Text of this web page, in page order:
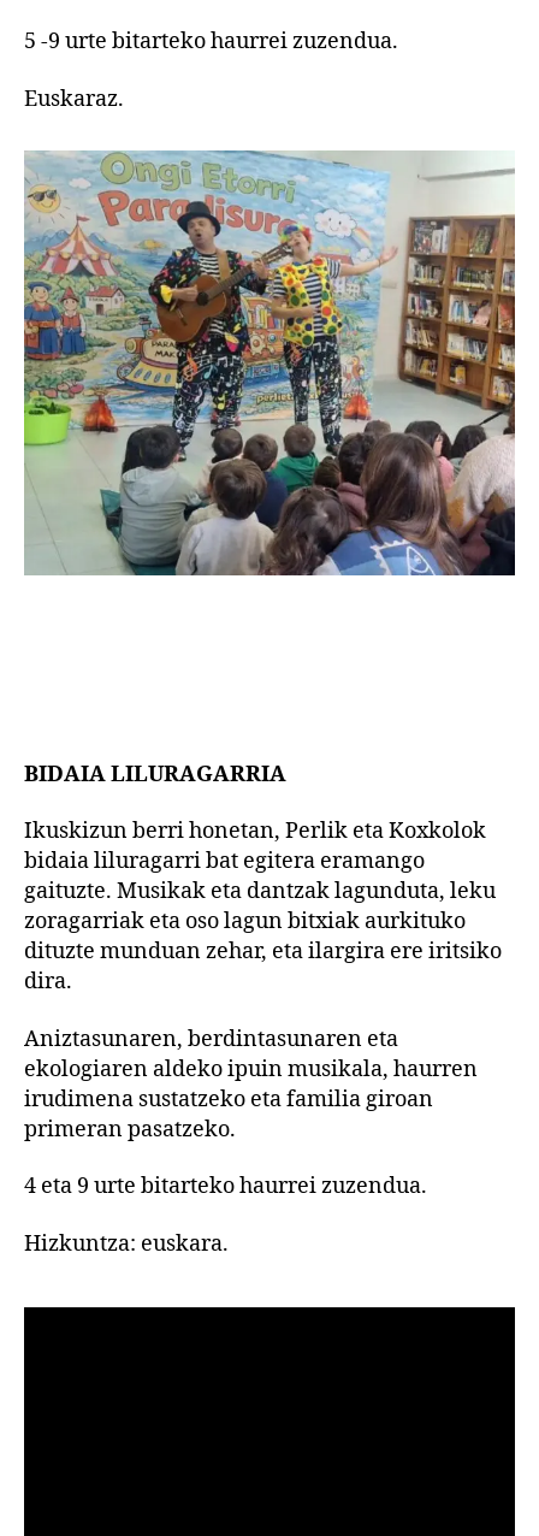
5 -9 urte bitarteko haurrei zuzendua.
Euskaraz.
BIDAIA LILURAGARRIA
Ikuskizun berri honetan, Perlik eta Koxkolok
bidaia liluragarri bat egitera eramango
gaituzte. Musikak eta dantzak lagunduta, leku
zoragarriak eta oso lagun bitxiak aurkituko
dituzte munduan zehar, eta ilargira ere iritsiko
dira.
Aniztasunaren, berdintasunaren eta
ekologiaren aldeko ipuin musikala, haurren
irudimena sustatzeko eta familia giroan
primeran pasatzeko.
4 eta 9 urte bitarteko haurrei zuzendua.
Hizkuntza: euskara.